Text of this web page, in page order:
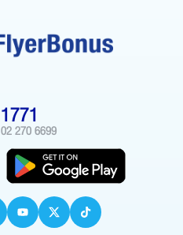
1771
02 270 6699